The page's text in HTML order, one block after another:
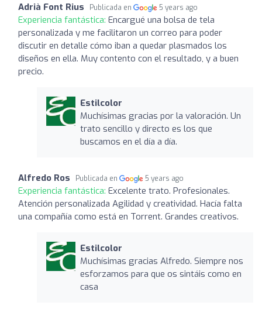
Adrià Font Rius Publicada en 5 years ago
Experiencia fantástica: Encargué una bolsa de tela
personalizada y me facilitaron un correo para poder
discutir en detalle cómo iban a quedar plasmados los
diseños en ella. Muy contento con el resultado, y a buen
precio.
Estilcolor
Muchísimas gracias por la valoración. Un
trato sencillo y directo es los que
buscamos en el día a día.
Alfredo Ros Publicada en 5 years ago
Experiencia fantástica: Excelente trato. Profesionales.
Atención personalizada Agilidad y creatividad. Hacía falta
una compañía como está en Torrent. Grandes creativos.
Estilcolor
Muchísimas gracias Alfredo. Siempre nos
esforzamos para que os sintáis como en
casa